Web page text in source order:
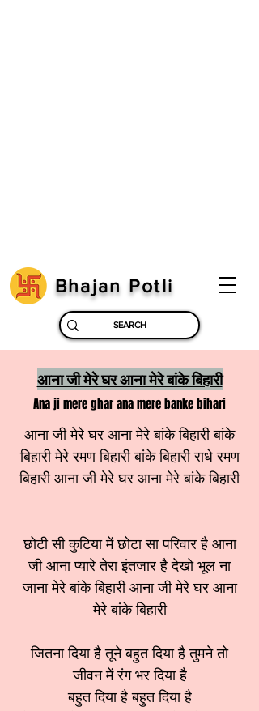
Bhajan Potli
आना जी मेरे घर आना मेरे बांके बिहारी
Ana ji mere ghar ana mere banke bihari
आना जी मेरे घर आना मेरे बांके बिहारी बांके
बिहारी मेरे रमण बिहारी बांके बिहारी राधे रमण
बिहारी आना जी मेरे घर आना मेरे बांके बिहारी
छोटी सी कुटिया में छोटा सा परिवार है आना
जी आना प्यारे तेरा इंतजार है देखो भूल ना
जाना मेरे बांके बिहारी आना जी मेरे घर आना
मेरे बांके बिहारी
जितना दिया है तूने बहुत दिया है तुमने तो
जीवन में रंग भर दिया है
बहुत दिया है बहुत दिया है